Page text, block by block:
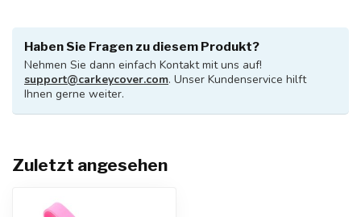
Haben Sie Fragen zu diesem Produkt?
Nehmen Sie dann einfach Kontakt mit uns auf!
support@carkeycover.com. Unser Kundenservice hilft
Ihnen gerne weiter.
Zuletzt angesehen